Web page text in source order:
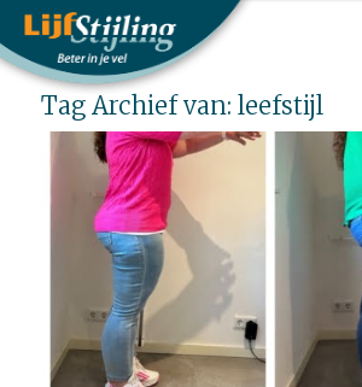
Tag Archief van: leefstijl